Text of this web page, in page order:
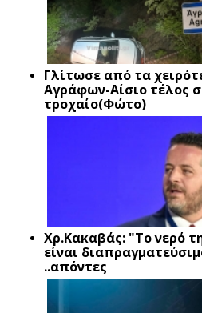
Γλίτωσε από τα
Αγράφων-Αίσιο τέλος
τροχαίο(Φώτο)
Xρ.Κακαβάς: "Το νερό
είναι
..απόντες